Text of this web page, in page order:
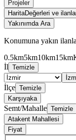
Projeler
HaritaDeğerleri ve
Yakınımda Ara
Konumuna yakın
0.5km5km10km15km
İl Temizle
İlçe Temizle
Karşıyaka
Semt/Mahalle Temizle
Atakent Mahallesi
Fiyat